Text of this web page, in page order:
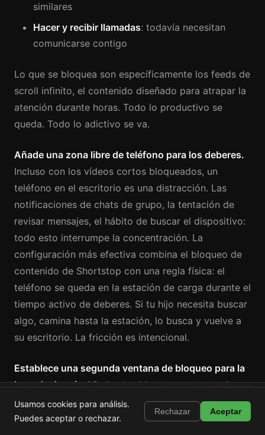
similares
Hacer y recibir llamadas: todavía necesitan
comunicarse contigo
Lo que se bloquea son específicamente los feeds de
scroll infinito, el contenido diseñado para atrapar la
atención durante horas. Todo lo productivo se
queda. Todo lo adictivo se va.
Añade una zona libre de teléfono para los deberes.
Incluso con los vídeos cortos bloqueados, un
teléfono en el escritorio es una distracción. Las
notificaciones de chats de grupo, la tentación de
revisar mensajes, el hábito de buscar el dispositivo:
todo esto interrumpe la concentración. La
configuración más efectiva combina el bloqueo de
contenido de Shortstop con una regla física: el
teléfono se queda en la estación de carga durante el
tiempo activo de deberes. Si tu hijo necesita buscar
algo, camina hasta la estación, lo busca y vuelve a
su escritorio. La fricción es intencional.
Establece una segunda ventana de bloqueo para la
hora de dormir.Añade otro bloqueo programado
desde las 21:30 (o la hora que elija tu familia) hasta
las 7:00. Esto protege el sueño. Combínalo con la
Bloquea Shorts, Reels y TikTok Instalar
Usamos cookies para análisis.
Puedes aceptar o rechazar.
Rechazar Aceptar